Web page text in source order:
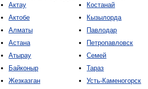
Актау
Актобе
Алматы
Астана
Атырау
Байконыр
Жезказган
Костанай
Кызылорда
Павлодар
Петропавловск
Семей
Тараз
Усть-Каменогорск